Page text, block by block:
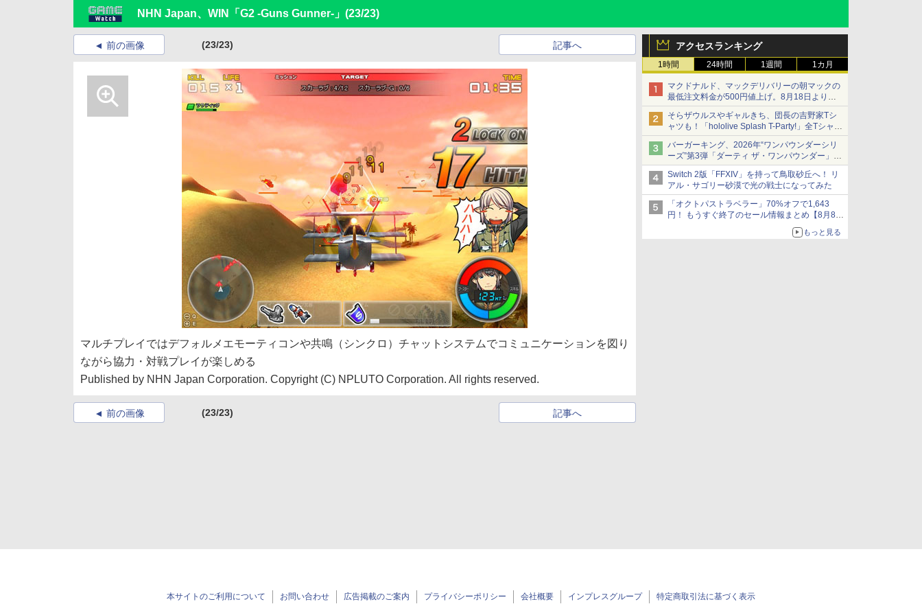
NHN Japan、WIN「G2 -Guns Gunner-」 (23/23)
アクセスランキング
1時間 24時間 1週間 1カ月
マクドナルド、マックデリバリーの朝マックの
最低注文料金が500円値上げ。8月18日より
1,500円から受付
そらザウルスやギャルきち、団長の吉野家Tシ
ャツも！「hololive Splash T-Party!」全Tシャツ
ラインナップ公開＆オンライン販売開始
バーガーキング、2026年“ワンパウンダーシリ
ーズ”第3弾「ダーティ ザ・ワンパウンダー」を
8月7日発売
「特製ガーリックマヨソース」を使用した超大
型チーズバーガー
Switch 2版「FFXIV」を持って鳥取砂丘へ！ リ
アル・サゴリー砂漠で光の戦士になってみた
「オクトパストラベラー」70%オフで1,643
円！ もうすぐ終了のセール情報まとめ【8月8日
ニンテンドーeショップでは「大神 絶景版」が
もっと見る
前の画像 (23/23) 記事へ
マルチプレイではデフォルメエモーティコンや共鳴（シンクロ）チャットシステムでコミュニケーションを図り
ながら協力・対戦プレイが楽しめる
Published by NHN Japan Corporation. Copyright (C) NPLUTO Corporation. All rights reserved.
前の画像 (23/23) 記事へ
本サイトのご利用について お問い合わせ 広告掲載のご案内 プライバシーポリシー 会社概要 インプレスグループ 特定商取引法に基づく表示